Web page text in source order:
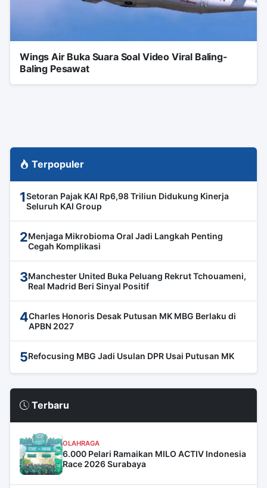
Wings Air Buka Suara Soal Video Viral Baling-
Baling Pesawat
Terpopuler
1Setoran Pajak KAI Rp6,98 Triliun Didukung Kinerja
Seluruh KAI Group
2Menjaga Mikrobioma Oral Jadi Langkah Penting
Cegah Komplikasi
3Manchester United Buka Peluang Rekrut Tchouameni,
Real Madrid Beri Sinyal Positif
4Charles Honoris Desak Putusan MK MBG Berlaku di
APBN 2027
5Refocusing MBG Jadi Usulan DPR Usai Putusan MK
Terbaru
OLAHRAGA
6.000 Pelari Ramaikan MILO ACTIV Indonesia
Race 2026 Surabaya